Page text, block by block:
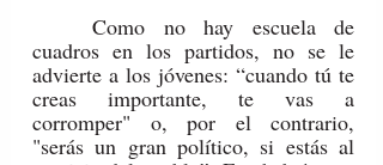
	Como no hay escuela de
cuadros en los partidos, no se le
advierte a los jóvenes: “cuando tú te
creas importante, te vas a
corromper" o, por el contrario,
"serás un gran político, si estás al